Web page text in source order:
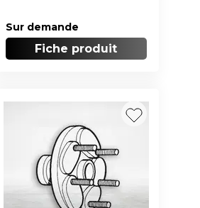
Sur demande
Fiche produit